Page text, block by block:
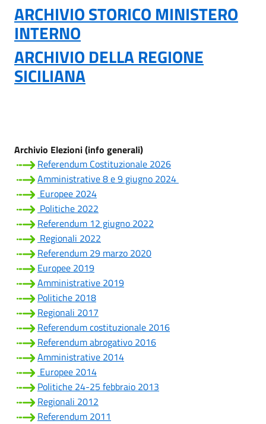
ARCHIVIO STORICO MINISTERO
INTERNO
ARCHIVIO DELLA REGIONE
SICILIANA
Archivio Elezioni (info generali)
Referendum Costituzionale 2026
Amministrative 8 e 9 giugno 2024
Europee 2024
Politiche 2022
Referendum 12 giugno 2022
Regionali 2022
Referendum 29 marzo 2020
Europee 2019
Amministrative 2019
Politiche 2018
Regionali 2017
Referendum costituzionale 2016
Referendum abrogativo 2016
Amministrative 2014
Europee 2014
Politiche 24-25 febbraio 2013
Regionali 2012
Referendum 2011